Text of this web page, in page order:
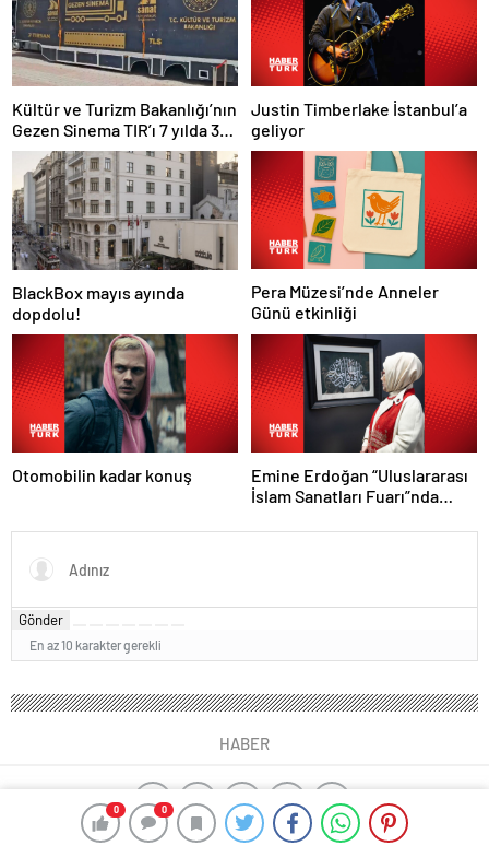
0 0
Kültür ve Turizm Bakanlığı’nın
Gezen Sinema TIR’ı 7 yılda 358
ilçeye ulaştı
Justin Timberlake İstanbul’a
geliyor
BlackBox mayıs ayında
dopdolu!
Pera Müzesi’nde Anneler
Günü etkinliği
Otomobilin kadar konuş
Emine Erdoğan “Uluslararası
İslam Sanatları Fuarı”nda
Gönder
En az 10 karakter gerekli
HABER